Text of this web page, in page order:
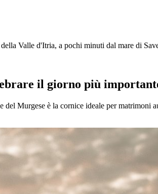
Valle d'Itria, a pochi minuti dal mare di
il giorno più
Murgese è la cornice ideale per